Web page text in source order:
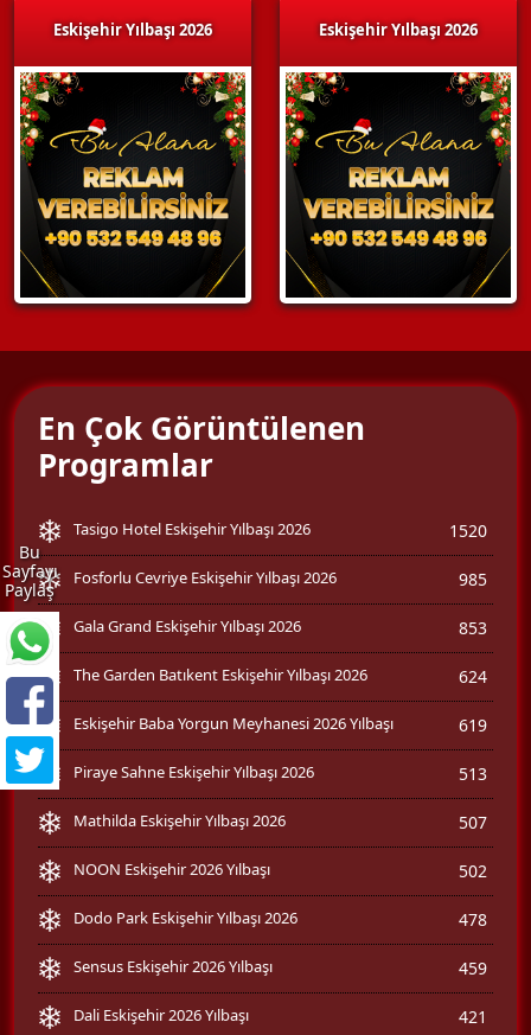
Eskişehir Yılbaşı 2026 Eskişehir Yılbaşı 2026
Bu
Sayfayı
Paylaş
En Çok Görüntülenen
Programlar
Tasigo Hotel Eskişehir Yılbaşı 2026 1520
Fosforlu Cevriye Eskişehir Yılbaşı 2026 985
Gala Grand Eskişehir Yılbaşı 2026 853
The Garden Batıkent Eskişehir Yılbaşı 2026 624
Eskişehir Baba Yorgun Meyhanesi 2026 Yılbaşı 619
Piraye Sahne Eskişehir Yılbaşı 2026 513
Mathilda Eskişehir Yılbaşı 2026 507
NOON Eskişehir 2026 Yılbaşı 502
Dodo Park Eskişehir Yılbaşı 2026 478
Sensus Eskişehir 2026 Yılbaşı 459
Dali Eskişehir 2026 Yılbaşı 421